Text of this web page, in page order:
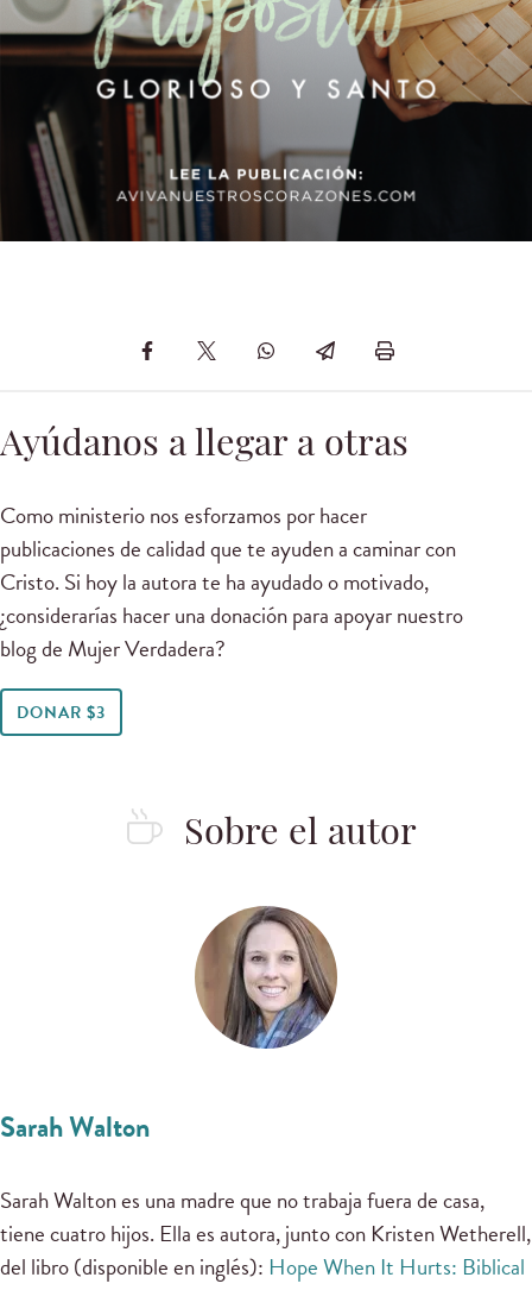
Ayúdanos a llegar a otras
Como ministerio nos esforzamos por hacer
publicaciones de calidad que te ayuden a caminar con
Cristo. Si hoy la autora te ha ayudado o motivado,
¿considerarías hacer una donación para apoyar nuestro
blog de Mujer Verdadera?
DONAR $3
Sobre el autor
Sarah Walton
Sarah Walton es una madre que no trabaja fuera de casa,
tiene cuatro hijos. Ella es autora, junto con Kristen Wetherell,
del libro (disponible en inglés): Hope When It Hurts: Biblical